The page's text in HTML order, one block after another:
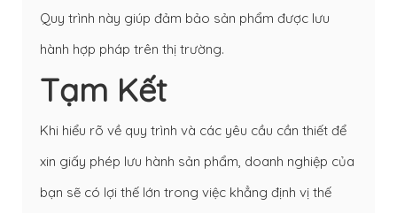
Quy trình này giúp đảm bảo sản phẩm được lưu
hành hợp pháp trên thị trường.
Tạm Kết
Khi hiểu rõ về quy trình và các yêu cầu cần thiết để
xin giấy phép lưu hành sản phẩm, doanh nghiệp của
bạn sẽ có lợi thế lớn trong việc khẳng định vị thế